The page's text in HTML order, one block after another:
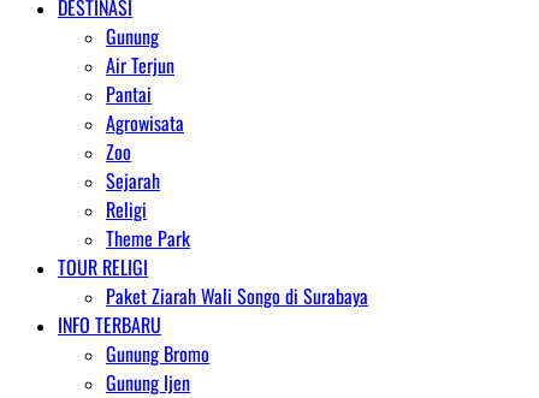
DESTINASI
Gunung
Air Terjun
Pantai
Agrowisata
Zoo
Sejarah
Religi
Theme Park
TOUR RELIGI
Paket Ziarah Wali Songo di Surabaya
INFO TERBARU
Gunung Bromo
Gunung Ijen